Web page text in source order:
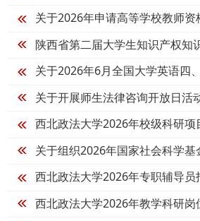
关于开展师生法律咨询开放日活